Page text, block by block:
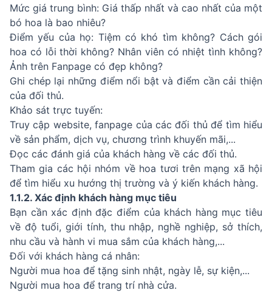
Mức giá trung bình: Giá thấp nhất và cao nhất của một
bó hoa là bao nhiêu?
Điểm yếu của họ: Tiệm có khó tìm không? Cách gói
hoa có lỗi thời không? Nhân viên có nhiệt tình không?
Ảnh trên Fanpage có đẹp không?
Ghi chép lại những điểm nổi bật và điểm cần cải thiện
của đối thủ.
Khảo sát trực tuyến:
Truy cập website, fanpage của các đối thủ để tìm hiểu
về sản phẩm, dịch vụ, chương trình khuyến mãi,...
Đọc các đánh giá của khách hàng về các đối thủ.
Tham gia các hội nhóm về hoa tươi trên mạng xã hội
để tìm hiểu xu hướng thị trường và ý kiến khách hàng.
1.1.2. Xác định khách hàng mục tiêu
Bạn cần xác định đặc điểm của khách hàng mục tiêu
về độ tuổi, giới tính, thu nhập, nghề nghiệp, sở thích,
nhu cầu và hành vi mua sắm của khách hàng,...
Đối với khách hàng cá nhân:
Người mua hoa để tặng sinh nhật, ngày lễ, sự kiện,...
Người mua hoa để trang trí nhà cửa.